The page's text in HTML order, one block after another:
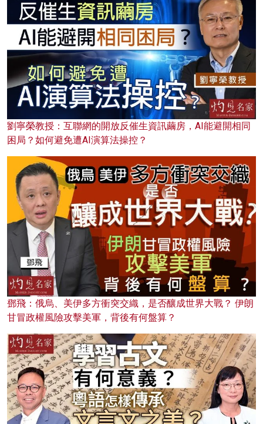
劉寧榮教授：互聯網的開放反催生資訊繭房，AI能避開相同
困局？如何避免遭AI演算法操控？
鄧飛：俄烏、美伊多方衝突交織，是否釀成世界大戰？ 伊朗
甘冒政權風險攻擊美軍，背後有何盤算？